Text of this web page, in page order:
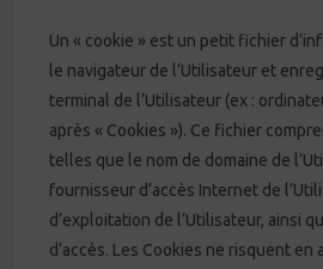
Un « cookie » est un petit fichier
le navigateur de l’Utilisateur et
terminal de l’Utilisateur (ex :
après « Cookies »). Ce fichier
telles que le nom de domaine de
fournisseur d’accès Internet de
d’exploitation de l’Utilisateur, ainsi
d’accès. Les Cookies ne risquent en